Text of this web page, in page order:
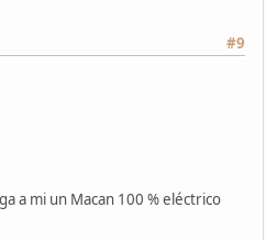
#9
a mi un Macan 100 % eléctrico